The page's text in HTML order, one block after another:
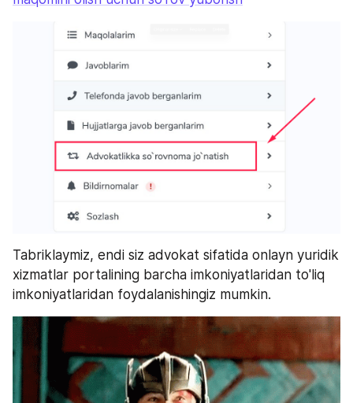
Tabriklaymiz, endi siz advokat sifatida onlayn yuridik
xizmatlar portalining barcha imkoniyatlaridan to'liq
imkoniyatlaridan foydalanishingiz mumkin.